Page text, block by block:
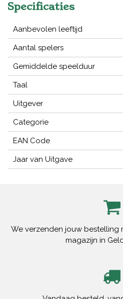
Specificaties
Aanbevolen leeftijd
Aantal spelers
Gemiddelde speelduur
Taal
Uitgever
Categorie
EAN Code
Jaar van Uitgave
We verzenden jouw bestelling
magazijn in